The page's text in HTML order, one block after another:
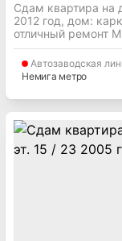
Сдам квартира на
2012 год, дом:
отличный ремонт
Автозаводская
Немига метро